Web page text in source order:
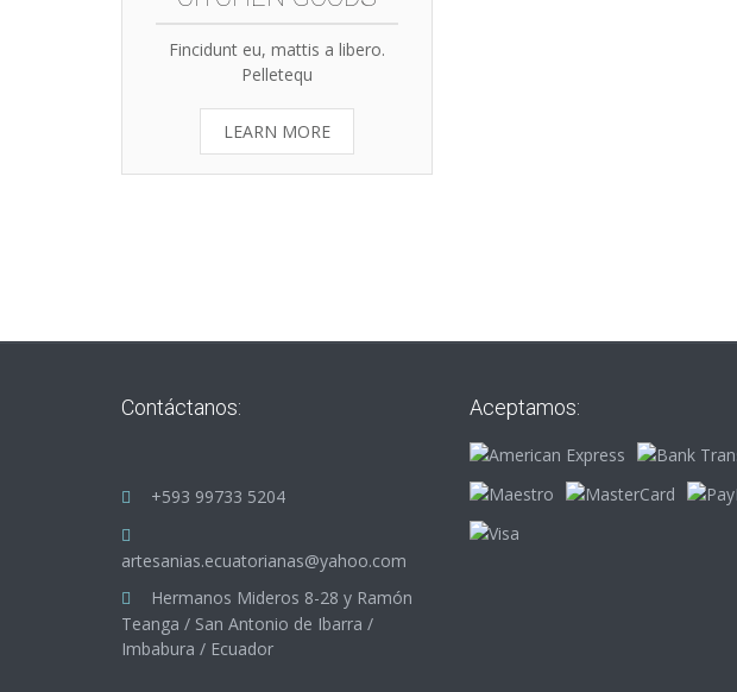
Fincidunt eu, mattis a libero.
Pelletequ
LEARN MORE
Contáctanos:
+593 99733 5204
artesanias.ecuatorianas@yahoo.com
Hermanos Mideros 8-28 y Ramón
Teanga / San Antonio de Ibarra /
Imbabura / Ecuador
Aceptamos: